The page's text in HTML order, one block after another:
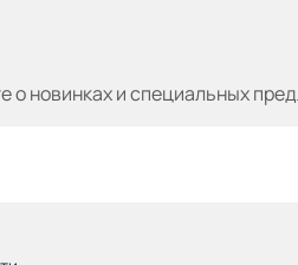
о новинках и специальных